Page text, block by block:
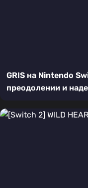
GRIS на Nintendo
преодолении и